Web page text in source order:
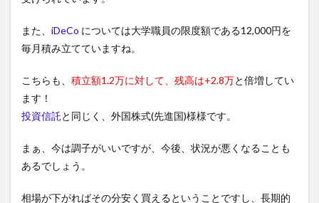
また、 iDeCo については大学職員の限度額である12,000円を
毎月積み立てていますね。
こちらも、 積立額1.2万に対して、残高は+2.8万と倍増してい
ます！
投資信託と同じく、外国株式(先進国)様様です。
まぁ、今は調子がいいですが、今後、状況が悪くなることも
あるでしょう。
相場が下がればその分安く買えるということですし、長期的